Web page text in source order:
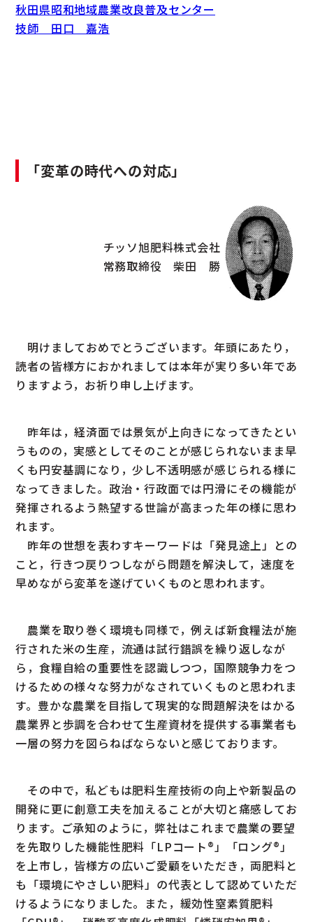
秋田県昭和地域農業改良普及センター
技師 田口 嘉浩
「変革の時代への対応」
チッソ旭肥料株式会社
常務取締役 柴田 勝
明けましておめでとうございます。年頭にあたり，
読者の皆様方におかれましては本年が実り多い年であ
りますよう，お祈り申し上げます。
昨年は，経済面では景気が上向きになってきたとい
うものの，実感としてそのことが感じられないまま早
くも円安基調になり，少し不透明感が感じられる様に
なってきました。政治・行政面では円滑にその機能が
発揮されるよう熱望する世論が高まった年の様に思わ
れます。
昨年の世想を表わすキーワードは「発見途上」との
こと，行きつ戻りつしながら問題を解決して，速度を
早めながら変革を遂げていくものと思われます。
農業を取り巻く環境も同様で，例えば新食糧法が施
行された米の生産，流通は試行錯誤を繰り返しなが
ら，食糧自給の重要性を認識しつつ，国際競争力をつ
けるための様々な努力がなされていくものと思われま
す。豊かな農業を目指して現実的な問題解決をはかる
農業界と歩調を合わせて生産資材を提供する事業者も
一層の努力を図らねばならないと感じております。
その中で，私どもは肥料生産技術の向上や新製品の
開発に更に創意工夫を加えることが大切と痛感してお
ります。ご承知のように，弊社はこれまで農業の要望
を先取りした機能性肥料「LPコート®」「ロング®」
を上市し，皆様方の広いご愛顧をいただき，両肥料と
も「環境にやさしい肥料」の代表として認めていただ
けるようになりました。また，緩効性窒素質肥料